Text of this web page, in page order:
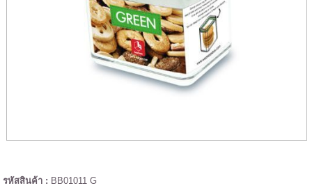
รหัสสินค้า : BB01011 G